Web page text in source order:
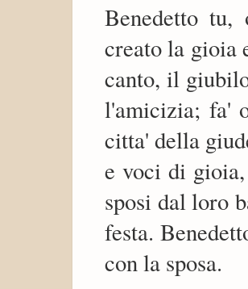
Benedetto
creato la gioia
canto, il
l'amicizia; fa'
citta' della
e voci di
sposi dal loro
festa.
con la sposa.